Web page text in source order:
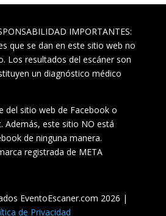
IMPORTANTES:
que se dan en este sitio web no
Los resultados del escáner son
un diagnóstico médico
del sitio web de Facebook o
Además, este sitio NO está
de ninguna manera.
registrada de META
EventoEscaner.com 2026 |
de Privacidad